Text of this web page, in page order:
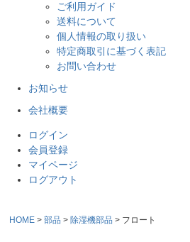
ご利用ガイド
送料について
個人情報の取り扱い
特定商取引に基づく表記
お問い合わせ
お知らせ
会社概要
ログイン
会員登録
マイページ
ログアウト
HOME 部品 除湿機部品 フロート